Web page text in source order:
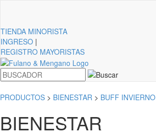
TIENDA MINORISTA
INGRESO |
REGISTRO MAYORISTAS
PRODUCTOS > BIENESTAR > BUFF INVIERNO
BIENESTAR